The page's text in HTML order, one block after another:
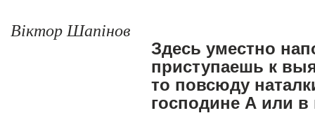
Віктор Шапінов
Здесь уместно
приступаешь к
то повсюду
господине А или